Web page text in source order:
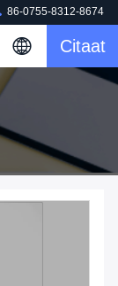
86-0755-8312-8674
Citaat